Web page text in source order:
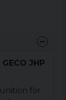
JHP
för